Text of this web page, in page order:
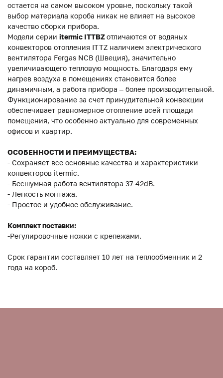
остается на самом высоком уровне, поскольку такой
выбор материала короба никак не влияет на высокое
качество сборки прибора.
Модели серии itermic ITTBZотличаются от водяных
конвекторов отопления ITTZ наличием электрического
вентилятора Fergas NCB (Швеция), значительно
увеличивающего тепловую мощность. Благодаря ему
нагрев воздуха в помещениях становится более
динамичным, а работа прибора – более производительной.
Функционирование за счет принудительной конвекции
обеспечивает равномерное отопление всей площади
помещения, что особенно актуально для современных
офисов и квартир.
ОСОБЕННОСТИ И ПРЕИМУЩЕСТВА:
- Сохраняет все основные качества и характеристики
конвекторов itermic.
- Бесшумная работа вентилятора 37-42dB.
- Легкость монтажа.
- Простое и удобное обслуживание.
Комплект поставки:
-Регулировочные ножки с крепежами.
Срок гарантии составляет 10 лет на теплообменник и 2
года на короб.